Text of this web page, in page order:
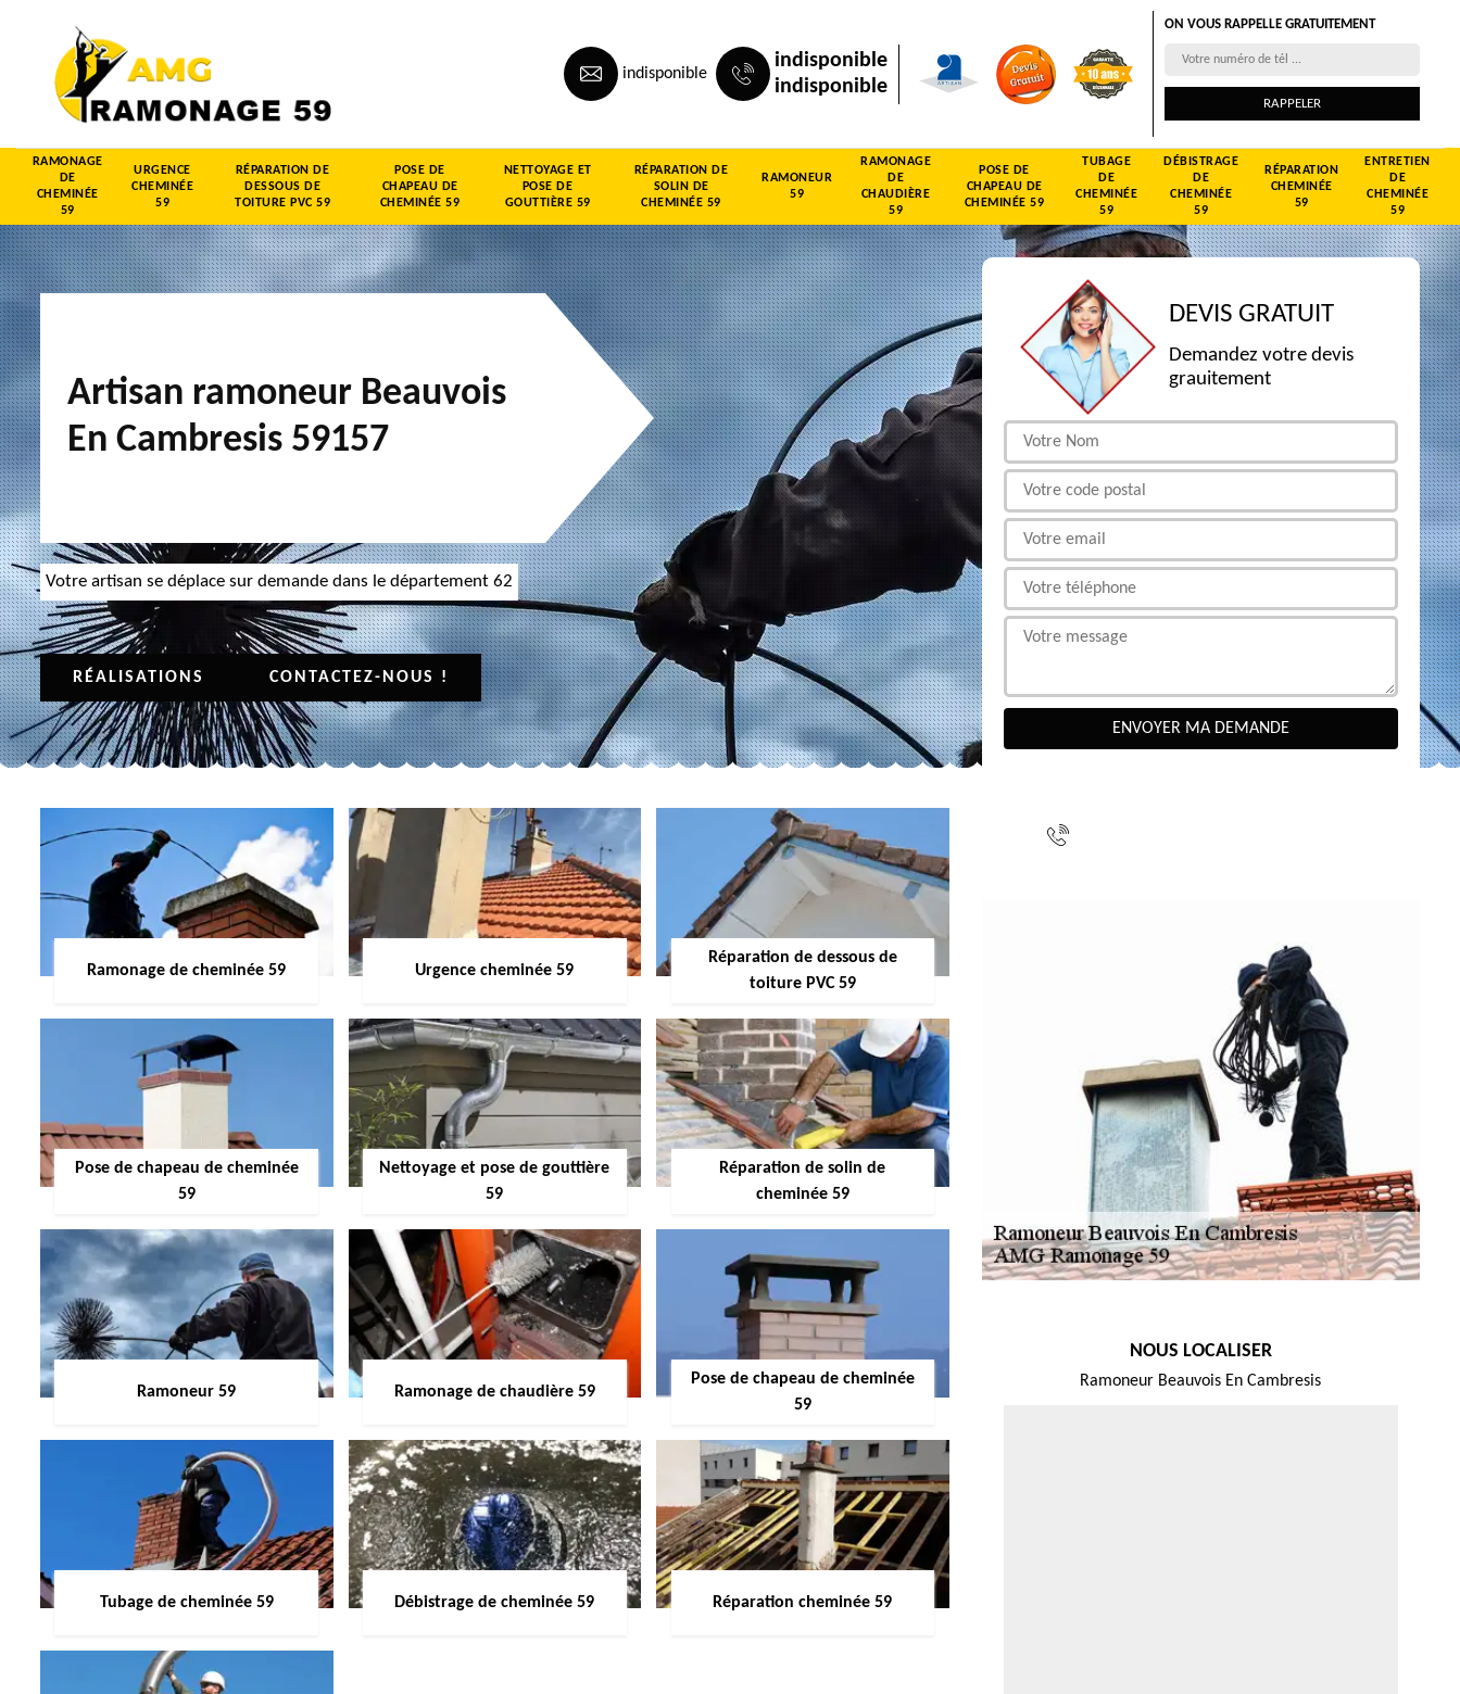
indisponible
indisponible
indisponible
ON VOUS RAPPELLE GRATUITEMENT
RAMONAGE
DE
CHEMINÉE
59
URGENCE
CHEMINÉE
59
RÉPARATION DE
DESSOUS DE
TOITURE PVC 59
POSE DE
CHAPEAU DE
CHEMINÉE 59
NETTOYAGE ET
POSE DE
GOUTTIÈRE 59
RÉPARATION DE
SOLIN DE
CHEMINÉE 59
RAMONEUR
59
RAMONAGE
DE
CHAUDIÈRE
59
POSE DE
CHAPEAU DE
CHEMINÉE 59
TUBAGE
DE
CHEMINÉE
59
DÉBISTRAGE
DE
CHEMINÉE
59
RÉPARATION
CHEMINÉE
59
ENTRETIEN
DE
CHEMINÉE
59
Artisan ramoneur Beauvois
En Cambresis 59157
Votre artisan se déplace sur demande dans le département 62
RÉALISATIONS CONTACTEZ-NOUS !
Ramonage de cheminée 59 Urgence cheminée 59
Réparation de dessous de
toiture PVC 59
Pose de chapeau de cheminée
59
Nettoyage et pose de gouttière
59
Réparation de solin de
cheminée 59
Ramoneur 59 Ramonage de chaudière 59
Pose de chapeau de cheminée
59
Tubage de cheminée 59 Débistrage de cheminée 59 Réparation cheminée 59
DEVIS GRATUIT
Demandez votre devis
grauitement
NOUS LOCALISER
Ramoneur Beauvois En Cambresis